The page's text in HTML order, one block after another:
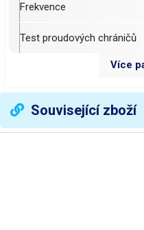
Frekvence
Test proudových chráničů
rozsahu
Více
Související zboží